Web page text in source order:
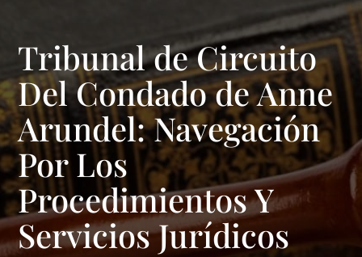
Tribunal de Circuito
Del Condado de Anne
Arundel: Navegación
Por Los
Procedimientos Y
Servicios Jurídicos